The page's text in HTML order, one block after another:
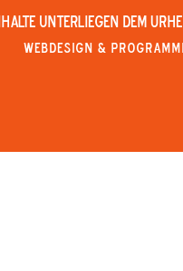
Inhalte unterliegen dem
Webdesign &